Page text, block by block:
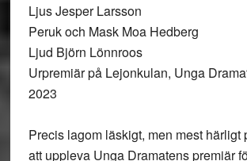
Ljus Jesper Larsson
Peruk och Mask Moa Hedberg
Ljud Björn Lönnroos
Urpremiär på Lejonkulan, Unga
2023
Precis lagom läskigt, men mest härligt
att uppleva Unga Dramatens premiär